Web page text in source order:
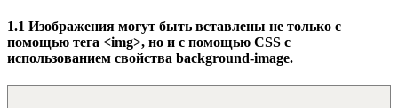
1.1 Изображения могут быть вставлены не только с
помощью тега <img>, но и с помощью CSS с
использованием свойства background-image.